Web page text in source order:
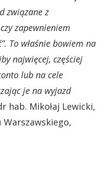
związane z
zapewnieniem
To właśnie bowiem na
najwięcej, częściej
lub na cele
je na wyjazd
hab. Mikołaj Lewicki,